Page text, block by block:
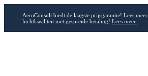
AeroConsult biedt de laagste prijsgarantie! Lees meer.
luchtkwaliteit met gespreide betaling! Lees meer.